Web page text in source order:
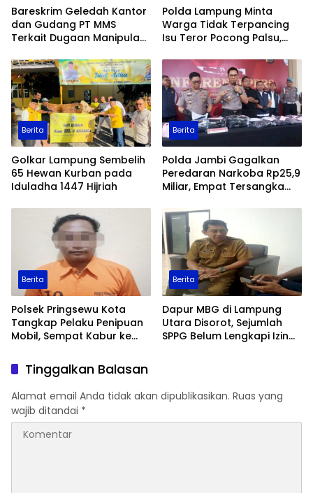
Bareskrim Geledah Kantor
dan Gudang PT MMS
Terkait Dugaan Manipulasi
Polda Lampung Minta
Warga Tidak Terpancing
Isu Teror Pocong Palsu,
Ditingkatkan
Berita
Golkar Lampung Sembelih
65 Hewan Kurban pada
Iduladha 1447 Hijriah
Berita
Polda Jambi Gagalkan
Peredaran Narkoba Rp25,9
Miliar, Empat Tersangka
Berita
Polsek Pringsewu Kota
Tangkap Pelaku Penipuan
Mobil, Sempat Kabur ke
Berita
Dapur MBG di Lampung
Utara Disorot, Sejumlah
SPPG Belum Lengkapi Izin
Tinggalkan Balasan
Alamat email Anda tidak akan dipublikasikan. Ruas yang
wajib ditandai *